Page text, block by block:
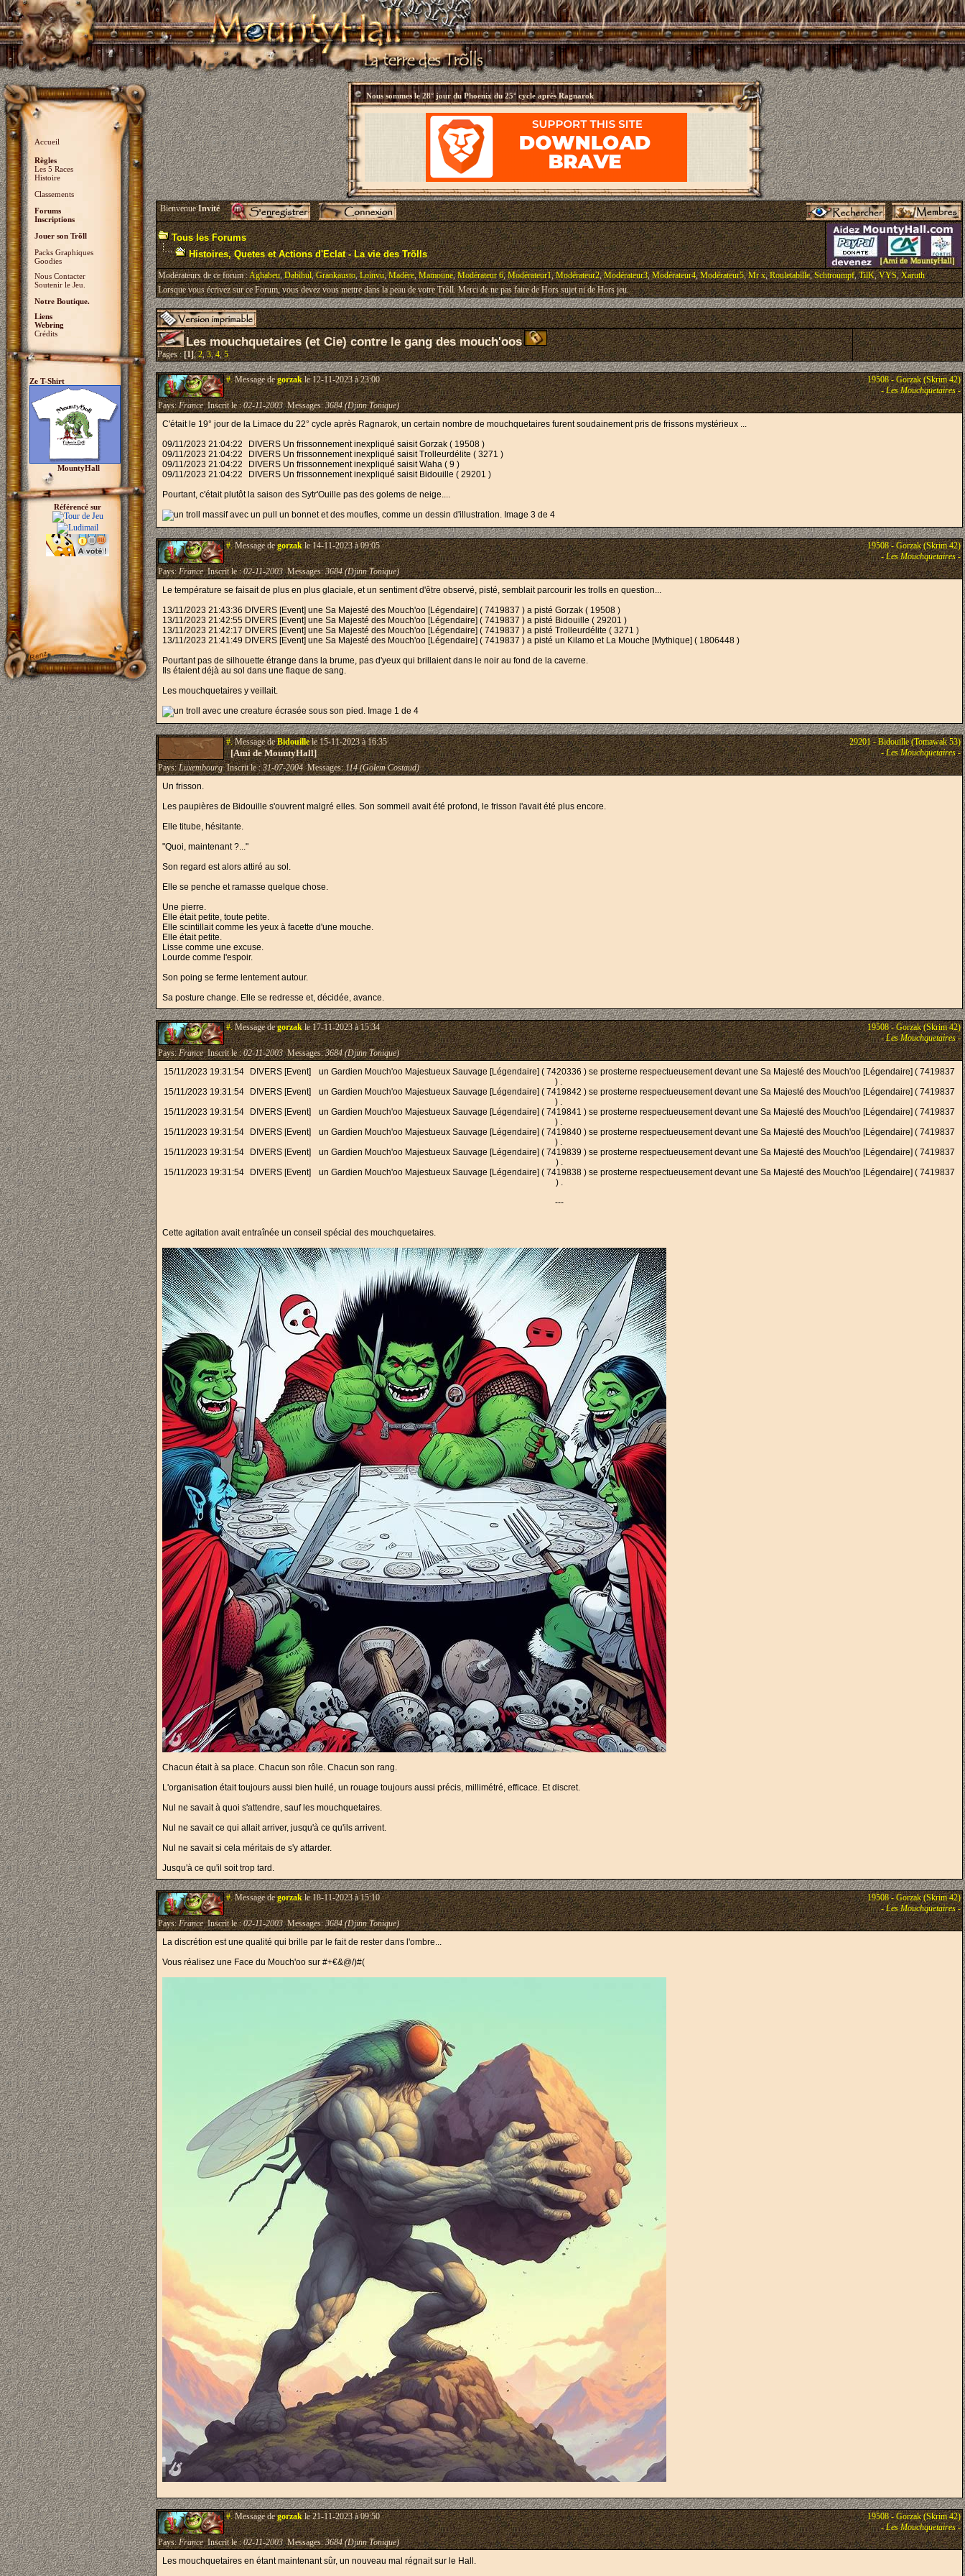
Accueil
Règles
Les 5 Races
Histoire
Classements
Forums
Inscriptions
Jouer son Trõll
Packs Graphiques
Goodies
Nous Contacter
Soutenir le Jeu.
Notre Boutique.
Liens
Webring
Crédits
Ze T-Shirt
MountyHall
Référencé sur
Nous sommes le28° jour du Phoenix du 25° cycle après Ragnarok
BienvenueInvité
Tous les Forums
Histoires, Quetes et Actions d'Eclat - La vie des Trõlls
Modérateurs de ce forum :Aghabeu,Dabihul,Grankausto,Loinvu,Madère,Mamoune,Modérateur 6,Modérateur1,Modérateur2,Modérateur3,Modérateur4,Modérateur5,Mr x,Rouletabille,Schtroumpf,TilK,VYS,Xaruth
Lorsque vous écrivez sur ce Forum, vous devez vous mettre dans la peau de votre Trõll. Merci de ne pas faire de Hors sujet ni de Hors jeu.
Les mouchquetaires (et Cie) contre le gang des mouch'oos
Pages :[1],2,3,4,5
#.Message degorzakle 12-11-2023 à 23:00
19508 - Gorzak (Skrim 42)
-Les Mouchquetaires-
Pays:FranceInscrit le :02-11-2003Messages:3684 (Djinn Tonique)
C'était le 19° jour de la Limace du 22° cycle après Ragnarok, un certain nombre de mouchquetaires furent soudainement pris de frissons mystérieux ...
09/11/2023 21:04:22
DIVERS Un frissonnement inexpliqué saisit Gorzak ( 19508 )
09/11/2023 21:04:22
DIVERS Un frissonnement inexpliqué saisit Trolleurdélite ( 3271 )
09/11/2023 21:04:22
DIVERS Un frissonnement inexpliqué saisit Waha ( 9 )
09/11/2023 21:04:22
DIVERS Un frissonnement inexpliqué saisit Bidouille ( 29201 )
Pourtant, c'était plutôt la saison des Sytr'Ouille pas des golems de neige....
#.Message degorzakle 14-11-2023 à 09:05
19508 - Gorzak (Skrim 42)
-Les Mouchquetaires-
Pays:FranceInscrit le :02-11-2003Messages:3684 (Djinn Tonique)
Le température se faisait de plus en plus glaciale, et un sentiment d'être observé, pisté, semblait parcourir les trolls en question...
13/11/2023 21:43:36 DIVERS [Event] une Sa Majesté des Mouch'oo [Légendaire] ( 7419837 ) a pisté Gorzak ( 19508 )
13/11/2023 21:42:55 DIVERS [Event] une Sa Majesté des Mouch'oo [Légendaire] ( 7419837 ) a pisté Bidouille ( 29201 )
13/11/2023 21:42:17 DIVERS [Event] une Sa Majesté des Mouch'oo [Légendaire] ( 7419837 ) a pisté Trolleurdélite ( 3271 )
13/11/2023 21:41:49 DIVERS [Event] une Sa Majesté des Mouch'oo [Légendaire] ( 7419837 ) a pisté un Kilamo et La Mouche [Mythique] ( 1806448 )
Pourtant pas de silhouette étrange dans la brume, pas d'yeux qui brillaient dans le noir au fond de la caverne.
Ils étaient déjà au sol dans une flaque de sang.
Les mouchquetaires y veillait.
#.Message deBidouillele 15-11-2023 à 16:35
[Ami de MountyHall]
29201 - Bidouille (Tomawak 53)
-Les Mouchquetaires-
Pays:LuxembourgInscrit le :31-07-2004Messages:114 (Golem Costaud)
Un frisson.
Les paupières de Bidouille s'ouvrent malgré elles. Son sommeil avait été profond, le frisson l'avait été plus encore.
Elle titube, hésitante.
"Quoi, maintenant ?..."
Son regard est alors attiré au sol.
Elle se penche et ramasse quelque chose.
Une pierre.
Elle était petite, toute petite.
Elle scintillait comme les yeux à facette d'une mouche.
Elle était petite.
Lisse comme une excuse.
Lourde comme l'espoir.
Son poing se ferme lentement autour.
Sa posture change. Elle se redresse et, décidée, avance.
#.Message degorzakle 17-11-2023 à 15:34
19508 - Gorzak (Skrim 42)
-Les Mouchquetaires-
Pays:FranceInscrit le :02-11-2003Messages:3684 (Djinn Tonique)
15/11/2023 19:31:54
DIVERS [Event]
un Gardien Mouch'oo Majestueux Sauvage [Légendaire] ( 7420336 ) se prosterne respectueusement devant une Sa Majesté des Mouch'oo [Légendaire] ( 7419837
) .
15/11/2023 19:31:54
DIVERS [Event]
un Gardien Mouch'oo Majestueux Sauvage [Légendaire] ( 7419842 ) se prosterne respectueusement devant une Sa Majesté des Mouch'oo [Légendaire] ( 7419837
) .
15/11/2023 19:31:54
DIVERS [Event]
un Gardien Mouch'oo Majestueux Sauvage [Légendaire] ( 7419841 ) se prosterne respectueusement devant une Sa Majesté des Mouch'oo [Légendaire] ( 7419837
) .
15/11/2023 19:31:54
DIVERS [Event]
un Gardien Mouch'oo Majestueux Sauvage [Légendaire] ( 7419840 ) se prosterne respectueusement devant une Sa Majesté des Mouch'oo [Légendaire] ( 7419837
) .
15/11/2023 19:31:54
DIVERS [Event]
un Gardien Mouch'oo Majestueux Sauvage [Légendaire] ( 7419839 ) se prosterne respectueusement devant une Sa Majesté des Mouch'oo [Légendaire] ( 7419837
) .
15/11/2023 19:31:54
DIVERS [Event]
un Gardien Mouch'oo Majestueux Sauvage [Légendaire] ( 7419838 ) se prosterne respectueusement devant une Sa Majesté des Mouch'oo [Légendaire] ( 7419837
) .
---
Cette agitation avait entraînée un conseil spécial des mouchquetaires.
Chacun était à sa place. Chacun son rôle. Chacun son rang.
L'organisation était toujours aussi bien huilé, un rouage toujours aussi précis, millimétré, efficace. Et discret.
Nul ne savait à quoi s'attendre, sauf les mouchquetaires.
Nul ne savait ce qui allait arriver, jusqu'à ce qu'ils arrivent.
Nul ne savait si cela méritais de s'y attarder.
Jusqu'à ce qu'il soit trop tard.
#.Message degorzakle 18-11-2023 à 15:10
19508 - Gorzak (Skrim 42)
-Les Mouchquetaires-
Pays:FranceInscrit le :02-11-2003Messages:3684 (Djinn Tonique)
La discrétion est une qualité qui brille par le fait de rester dans l'ombre...
Vous réalisez une Face du Mouch'oo sur #+€&@/)#(
#.Message degorzakle 21-11-2023 à 09:50
19508 - Gorzak (Skrim 42)
-Les Mouchquetaires-
Pays:FranceInscrit le :02-11-2003Messages:3684 (Djinn Tonique)
Les mouchquetaires en étant maintenant sûr, un nouveau mal régnait sur le Hall.